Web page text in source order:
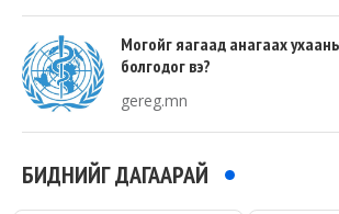
Могойг яагаад анагаах
болгодог вэ?
gereg.mn
БИДНИЙГ ДАГААРАЙ